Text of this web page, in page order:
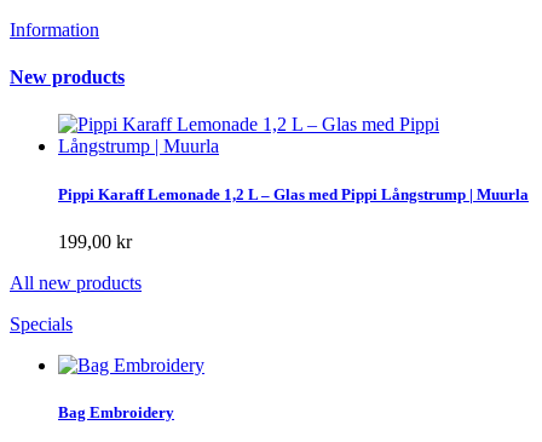
Information
New products
Pippi Karaff Lemonade 1,2 L – Glas med Pippi Långstrump | Muurla
199,00 kr
All new products
Specials
Bag Embroidery